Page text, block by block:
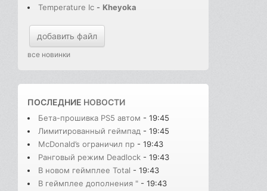
Temperature Ic - Kheyoka
добавить файл
все новинки
ПОСЛЕДНИЕ НОВОСТИ
Бета-прошивка PS5 автом - 19:45
Лимитированный геймпад - 19:45
McDonald’s ограничил пр - 19:43
Ранговый режим Deadlock - 19:43
В новом геймплее Total - 19:43
В геймплее дополнения " - 19:43